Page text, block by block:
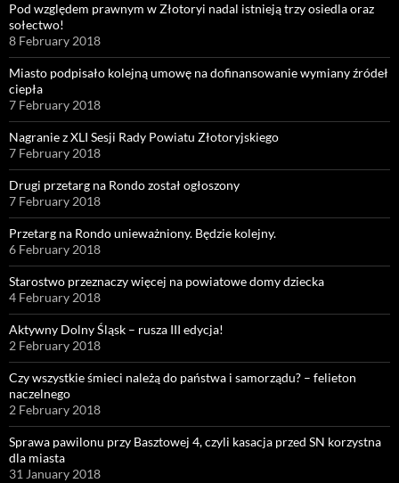
Pod względem prawnym w Złotoryi nadal istnieją trzy osiedla oraz
sołectwo!
8 February 2018
Miasto podpisało kolejną umowę na dofinansowanie wymiany źródeł
ciepła
7 February 2018
Nagranie z XLI Sesji Rady Powiatu Złotoryjskiego
7 February 2018
Drugi przetarg na Rondo został ogłoszony
7 February 2018
Przetarg na Rondo unieważniony. Będzie kolejny.
6 February 2018
Starostwo przeznaczy więcej na powiatowe domy dziecka
4 February 2018
Aktywny Dolny Śląsk – rusza III edycja!
2 February 2018
Czy wszystkie śmieci należą do państwa i samorządu? – felieton
naczelnego
2 February 2018
Sprawa pawilonu przy Basztowej 4, czyli kasacja przed SN korzystna
dla miasta
31 January 2018